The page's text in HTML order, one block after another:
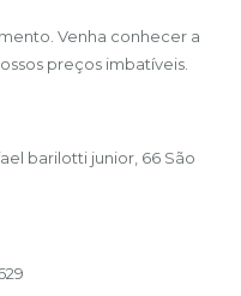
Venha conhecer a
preços imbatíveis.
barilotti junior, 66 São